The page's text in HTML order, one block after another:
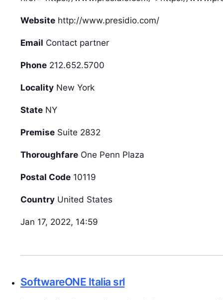
Website http://www.presidio.com/
Email Contact partner
Phone 212.652.5700
Locality New York
State NY
Premise Suite 2832
Thoroughfare One Penn Plaza
Postal Code 10119
Country United States
Jan 17, 2022, 14:59
SoftwareONE Italia srl